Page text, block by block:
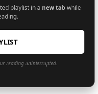
playlist in a new tab while
reading uninterrupted.